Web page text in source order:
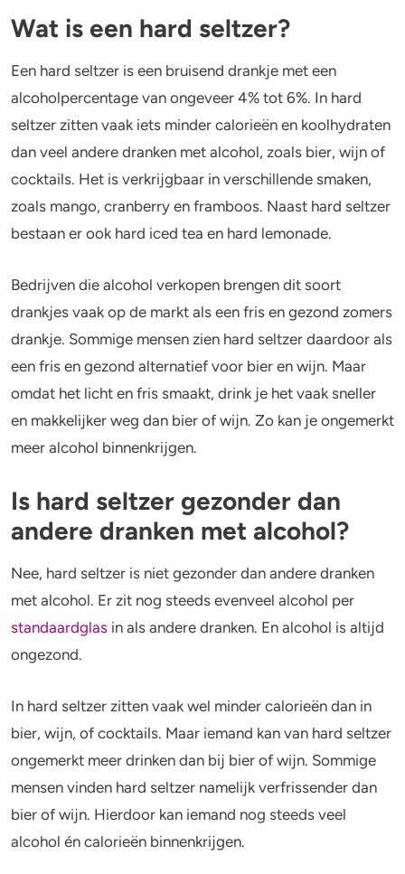
Wat is een hard seltzer?
Een hard seltzer is een bruisend drankje met een
alcoholpercentage van ongeveer 4% tot 6%. In hard
seltzer zitten vaak iets minder calorieën en koolhydraten
dan veel andere dranken met alcohol, zoals bier, wijn of
cocktails. Het is verkrijgbaar in verschillende smaken,
zoals mango, cranberry en framboos. Naast hard seltzer
bestaan er ook hard iced tea en hard lemonade.
Bedrijven die alcohol verkopen brengen dit soort
drankjes vaak op de markt als een fris en gezond zomers
drankje. Sommige mensen zien hard seltzer daardoor als
een fris en gezond alternatief voor bier en wijn. Maar
omdat het licht en fris smaakt, drink je het vaak sneller
en makkelijker weg dan bier of wijn. Zo kan je ongemerkt
meer alcohol binnenkrijgen.
Is hard seltzer gezonder dan
andere dranken met alcohol?
Nee, hard seltzer is niet gezonder dan andere dranken
met alcohol. Er zit nog steeds evenveel alcohol per
standaardglas in als andere dranken. En alcohol is altijd
ongezond.
In hard seltzer zitten vaak wel minder calorieën dan in
bier, wijn, of cocktails. Maar iemand kan van hard seltzer
ongemerkt meer drinken dan bij bier of wijn. Sommige
mensen vinden hard seltzer namelijk verfrissender dan
bier of wijn. Hierdoor kan iemand nog steeds veel
alcohol én calorieën binnenkrijgen.